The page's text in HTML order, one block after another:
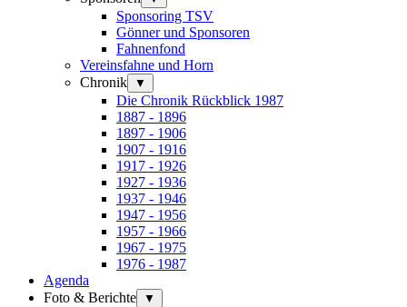
Sponsoring TSV
Gönner und Sponsoren
Fahnenfond
Vereinsfahne und Horn
Chronik
▼
Die Chronik Rückblick 1987
1887 - 1896
1897 - 1906
1907 - 1916
1917 - 1926
1927 - 1936
1937 - 1946
1947 - 1956
1957 - 1966
1967 - 1975
1976 - 1987
Agenda
Foto & Berichte
▼